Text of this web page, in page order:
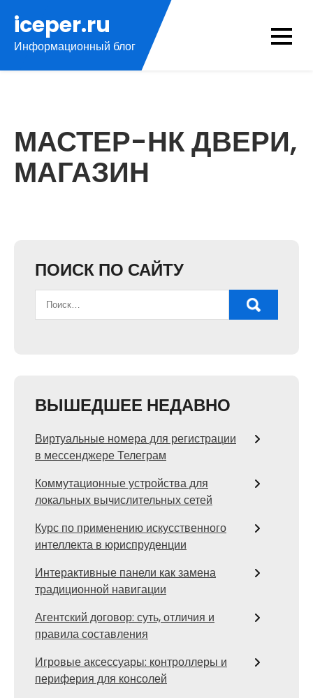
содержимому
iceper.ru
Информационный блог
МАСТЕР-НК ДВЕРИ,
МАГАЗИН
ПОИСК ПО САЙТУ
ВЫШЕДШЕЕ НЕДАВНО
Виртуальные номера для регистрации
в мессенджере Телеграм
Коммутационные устройства для
локальных вычислительных сетей
Курс по применению искусственного
интеллекта в юриспруденции
Интерактивные панели как замена
традиционной навигации
Агентский договор: суть, отличия и
правила составления
Игровые аксессуары: контроллеры и
периферия для консолей